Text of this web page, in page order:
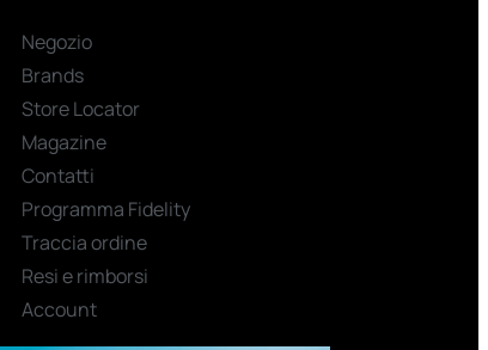
Negozio
Brands
Store Locator
Magazine
Contatti
Programma Fidelity
Traccia ordine
Resi e rimborsi
Account